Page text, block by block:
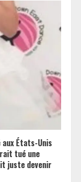
États-Unis
tué une
juste devenir